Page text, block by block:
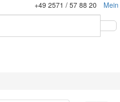
+49 2571 / 57 88 20